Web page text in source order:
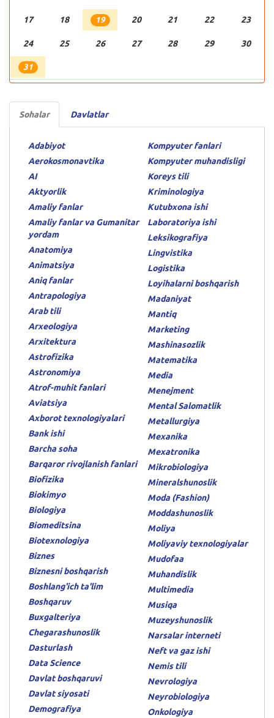
17 18 19 20 21 22 23
24 25 26 27 28 29 30
31
Sohalar Davlatlar
Adabiyot
Aerokosmonavtika
AI
Aktyorlik
Amaliy fanlar
Amaliy fanlar va Gumanitar
yordam
Anatomiya
Animatsiya
Aniq fanlar
Antrapologiya
Arab tili
Arxeologiya
Arxitektura
Astrofizika
Astronomiya
Atrof-muhit fanlari
Aviatsiya
Axborot texnologiyalari
Bank ishi
Barcha soha
Barqaror rivojlanish fanlari
Biofizika
Biokimyo
Biologiya
Biomeditsina
Biotexnologiya
Biznes
Biznesni boshqarish
Boshlang'ich ta'lim
Boshqaruv
Buxgalteriya
Chegarashunoslik
Dasturlash
Data Science
Davlat boshqaruvi
Davlat siyosati
Demografiya
Kompyuter fanlari
Kompyuter muhandisligi
Koreys tili
Kriminologiya
Kutubxona ishi
Laboratoriya ishi
Leksikografiya
Lingvistika
Logistika
Loyihalarni boshqarish
Madaniyat
Mantiq
Marketing
Mashinasozlik
Matematika
Media
Menejment
Mental Salomatlik
Metallurgiya
Mexanika
Mexatronika
Mikrobiologiya
Mineralshunoslik
Moda (Fashion)
Moddashunoslik
Moliya
Moliyaviy texnologiyalar
Mudofaa
Muhandislik
Multimedia
Musiqa
Muzeyshunoslik
Narsalar interneti
Neft va gaz ishi
Nemis tili
Nevrologiya
Neyrobiologiya
Onkologiya